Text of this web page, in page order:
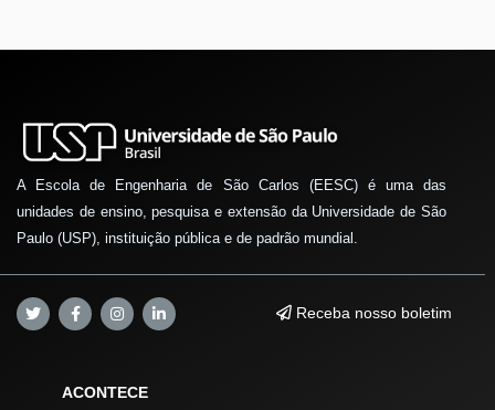
A Escola de Engenharia de São Carlos (EESC) é uma das
unidades de ensino, pesquisa e extensão da Universidade de São
Paulo (USP), instituição pública e de padrão mundial.
Receba nosso boletim
ACONTECE